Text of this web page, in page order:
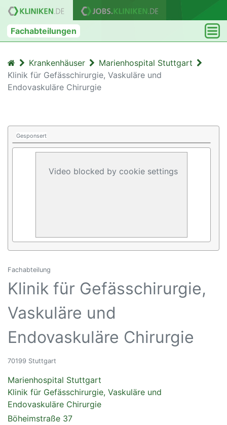
Fachabteilungen
Krankenhäuser
Marienhospital Stuttgart
Klinik für Gefässchirurgie, Vaskuläre und
Endovaskuläre Chirurgie
Gesponsert
Video blocked by cookie settings
Fachabteilung
Klinik für Gefässchirurgie,
Vaskuläre und
Endovaskuläre Chirurgie
70199 Stuttgart
Marienhospital Stuttgart
Klinik für Gefässchirurgie, Vaskuläre und
Endovaskuläre Chirurgie
Böheimstraße 37